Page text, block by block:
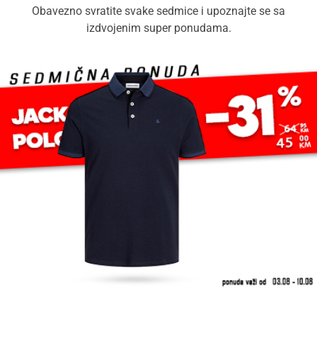
Obavezno svratite svake sedmice i upoznajte se sa
izdvojenim super ponudama.